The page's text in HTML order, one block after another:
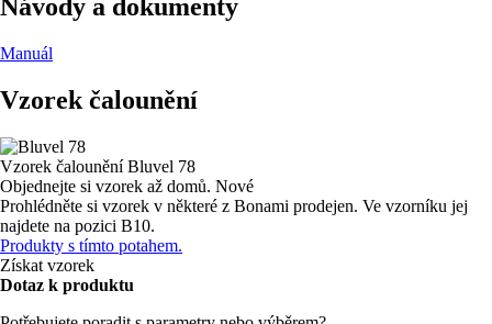
Návody a dokumenty
Manuál
Vzorek čalounění
Vzorek čalounění Bluvel 78
Objednejte si vzorek až domů. Nové
Prohlédněte si vzorek v některé z Bonami prodejen. Ve vzorníku jej
najdete na pozici B10.
Produkty s tímto potahem.
Získat vzorek
Dotaz k produktu